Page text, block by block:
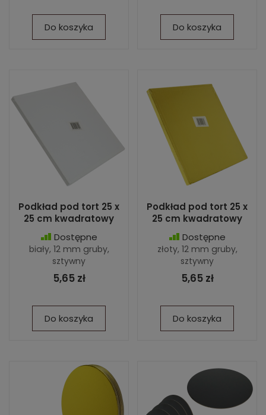
Do koszyka Do koszyka
Podkład pod tort 25 x
25 cm kwadratowy
Dostępne
biały, 12 mm gruby,
sztywny
5,65 zł
Do koszyka
Podkład pod tort 25 x
25 cm kwadratowy
Dostępne
złoty, 12 mm gruby,
sztywny
5,65 zł
Do koszyka